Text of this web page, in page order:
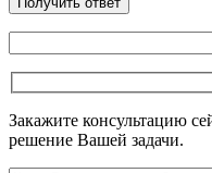
Закажите консультацию
решение Вашей задачи.